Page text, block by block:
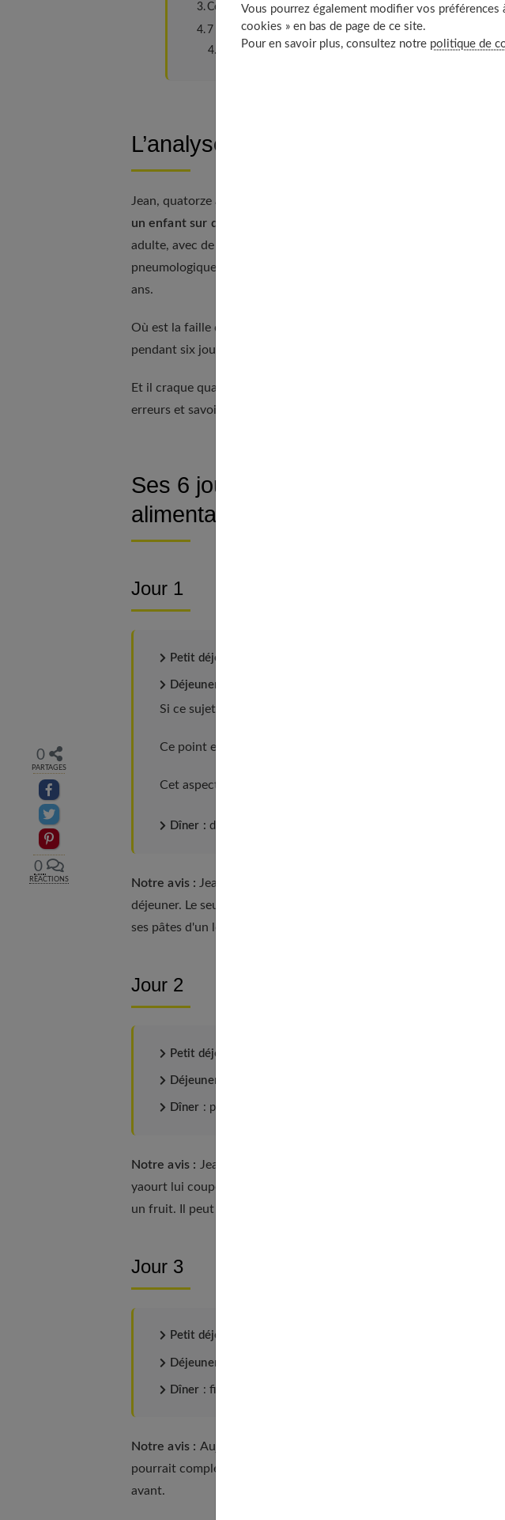
0
PARTAGES
Partager sur facebook
Partager sur Twitter
Epingler sur Pinterest
0
RÉACTIONS
Comment améliorer ses habitudes alimentaires
7 conseils précieux pour lutter contre l’obésité
À découvrir aussi
L’analyse de son alimentation
Jean, quatorze ans, est en classe de quatrième. Il y a six ans que
un enfant sur dix en France
adulte, avec de possibles effets indésirables sur leur santé :
pneumologiques, métaboliques et psychologiques. Et ils voient leur
ans.
Où est la faille dans leur façon de se nourrir ? Pour le savoir, nous
pendant six jours. II est a priori raisonnable : il ne grignote pas. Mais
Et il craque quand sa mère prépare les repas. Entrons dans le détail
erreurs et savoir comment y remédier.
Ses 6 jours de menus pour retrouver
alimentaire et lui faire perdre du poids
Jour 1
Petit déjeuner :
Déjeuner :
Si ce sujet vous intéresse, découvrez également notre article
Ce point est traité en profondeur dans
Cet aspect est détaillé dans notre article :
Dîner : de la volaille + de la salade + 1 yaourt.
Notre avis : Jean a oublié les fruits. Il doit en manger
déjeuner. Le seul légume, la salade, est volumineux, mais de poids
ses pâtes d'un légume cuit ou de prendre une crudité au déjeuner.
Jour 2
Petit déjeuner
Déjeuner
Dîner : pintade au chou + salade + 1 yaourt à la fraise.
Notre avis : Jean a oublié les fruits. Le yaourt à la fraise ne les
yaourt lui coupe l'envie de terminer son repas par un fruit, il a
un fruit. Il peut le couper en morceaux et l'ajouter à son laitage.
Jour 3
Petit déjeuner
Déjeuner
Dîner : filet de porc + purée de pois cassé + salade + mandarine
Notre avis : Aujourd'hui, les laitages sont négligés. Jean en a juste
pourrait compléter son dîner par un laitage, ce qui l'aiderait à
avant.
Vous pourrez également modifier vos
cookies » en bas de page de ce site.
Pour en savoir plus, consultez notre politique de